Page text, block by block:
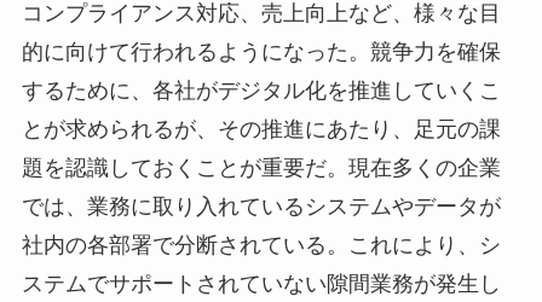
コンプライアンス対応、売上向上など、様々な目
的に向けて行われるようになった。競争力を確保
するために、各社がデジタル化を推進していくこ
とが求められるが、その推進にあたり、足元の課
題を認識しておくことが重要だ。現在多くの企業
では、業務に取り入れているシステムやデータが
社内の各部署で分断されている。これにより、シ
ステムでサポートされていない隙間業務が発生し